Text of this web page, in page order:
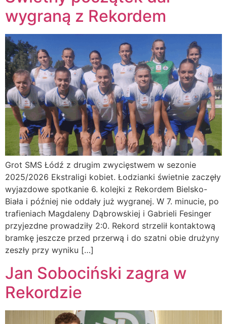
wygraną z Rekordem
Grot SMS Łódź z drugim zwycięstwem w sezonie
2025/2026 Ekstraligi kobiet. Łodzianki świetnie zaczęły
wyjazdowe spotkanie 6. kolejki z Rekordem Bielsko-
Biała i później nie oddały już wygranej. W 7. minucie, po
trafieniach Magdaleny Dąbrowskiej i Gabrieli Fesinger
przyjezdne prowadziły 2:0. Rekord strzelił kontaktową
bramkę jeszcze przed przerwą i do szatni obie drużyny
zeszły przy wyniku […]
Jan Sobociński zagra w
Rekordzie